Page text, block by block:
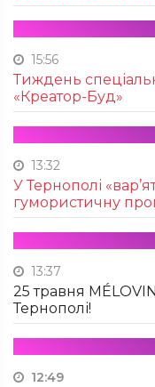
15:56
Тиждень
«Креатор-Буд»
13:32
У Тернополі
гумористичну
13:37
25 травня
Тернополі!
12:49